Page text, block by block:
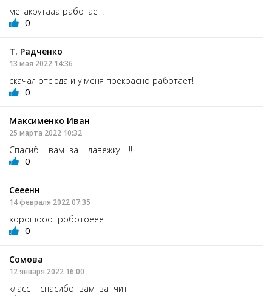
мегакрутааа работает!
0
Т. Радченко
13 мая 2022 14:36
скачал отсюда и у меня прекрасно работает!
0
Максименко Иван
25 марта 2022 10:32
Спасиб вам за лавежку !!!
0
Сееенн
14 февраля 2022 07:35
хорошооо роботоеее
0
Сомова
12 января 2022 16:00
класс спасибо вам за чит